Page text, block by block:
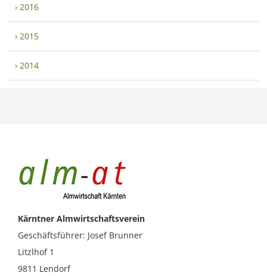
›2016
›2015
›2014
Kärntner Almwirtschaftsverein
Geschäftsführer: Josef Brunner
Litzlhof 1
9811 Lendorf